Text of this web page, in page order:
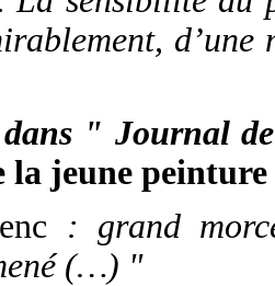
" Journal
la jeune
: grand
(…) "